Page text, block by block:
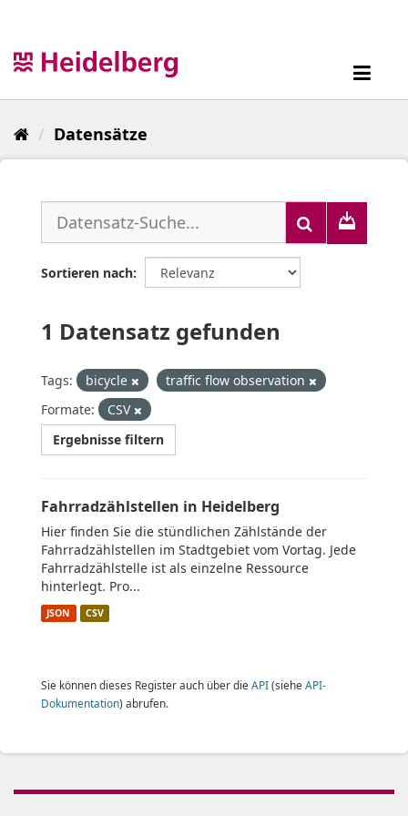
Datensätze
Sortieren nach
1 Datensatz gefunden
Tags: bicycle
traffic flow observation
Formate:
CSV
Ergebnisse filtern
Fahrradzählstellen in Heidelberg
Hier finden Sie die stündlichen Zählstände der
Fahrradzählstellen im Stadtgebiet vom Vortag. Jede
Fahrradzählstelle ist als einzelne Ressource
hinterlegt. Pro...
JSON CSV
Sie können dieses Register auch über die API(siehe API-
Dokumentation) abrufen.